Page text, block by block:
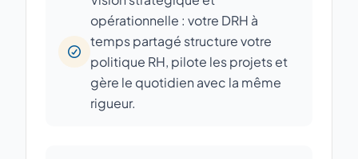
opérationnelle : votre DRH à
temps partagé structure votre
politique RH, pilote les projets et
gère le quotidien avec la même
rigueur.